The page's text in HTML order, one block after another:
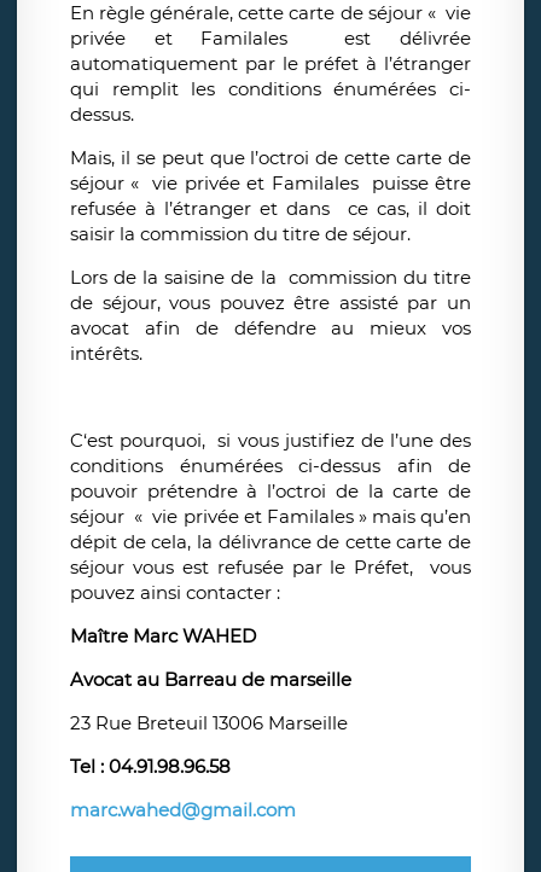
En règle générale, cette carte de séjour « vie
privée et Familales est délivrée
automatiquement par le préfet à l’étranger
qui remplit les conditions énumérées ci-
dessus.
Mais, il se peut que l’octroi de cette carte de
séjour « vie privée et Familales puisse être
refusée à l’étranger et dans ce cas, il doit
saisir la commission du titre de séjour.
Lors de la saisine de la commission du titre
de séjour, vous pouvez être assisté par un
avocat afin de défendre au mieux vos
intérêts.
C‘est pourquoi, si vous justifiez de l’une des
conditions énumérées ci-dessus afin de
pouvoir prétendre à l’octroi de la carte de
séjour « vie privée et Familales » mais qu’en
dépit de cela, la délivrance de cette carte de
séjour vous est refusée par le Préfet, vous
pouvez ainsi contacter :
Maître Marc WAHED
Avocat au Barreau de marseille
23 Rue Breteuil 13006 Marseille
Tel : 04.91.98.96.58
marc.wahed@gmail.com